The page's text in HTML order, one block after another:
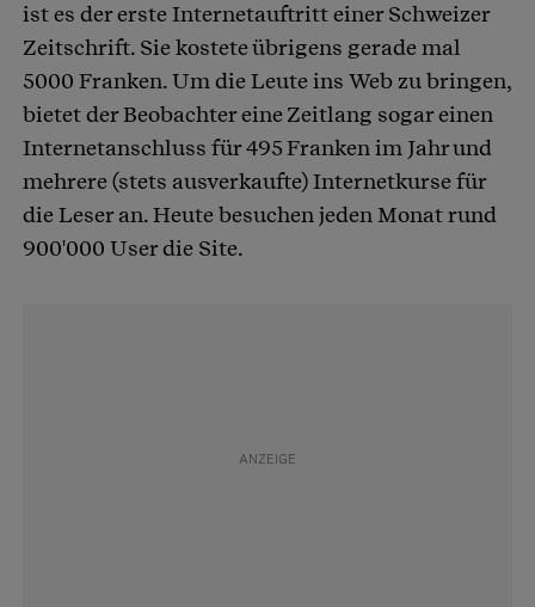
ist es der erste Internetauftritt einer Schweizer
Zeitschrift. Sie kostete übrigens gerade mal
5000 Franken. Um die Leute ins Web zu bringen,
bietet der Beobachter eine Zeitlang sogar einen
Internetanschluss für 495 Franken im Jahr und
mehrere (stets ausverkaufte) Internetkurse für
die Leser an. Heute besuchen jeden Monat rund
900'000 User die Site.